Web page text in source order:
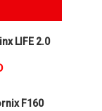
LIFE 2.0
F160